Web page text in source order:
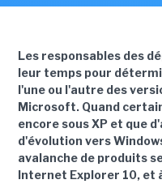
Les responsables des
leur temps pour
l'une ou l'autre des
Microsoft. Quand
encore sous XP et que
d'évolution vers
avalanche de produits
Internet Explorer 10, et